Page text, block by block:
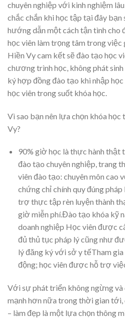
chuyên nghiệp với kinh nghiệm
chắc chắn khi học tập tại đây
hướng dẫn một cách tận tình cho
học viên làm trọng tâm trong
Hiền Vy cam kết sẽ đào tạo học
chương trình học, không phát
ký hợp đồng đào tạo khi nhập
học viên trong suốt khóa học.
Vì sao bạn nên lựa chọn khóa
Vy?
90% giờ học là thực hành
đào tạo chuyên nghiệp, trang
viên đào tạo: chuyên môn cao
chứng chỉ chính quy đúng
trợ thực tập rèn luyện thành
giờ miễn phí.Đào tạo khóa kỹ
doanh nghiệp Học viên được
đủ thủ tục pháp lý cũng như
lý đăng ký với sở y tếTham
động; học viên được hỗ trợ
Với sự phát triển không ngừng
mạnh hơn nữa trong thời gian tới,
– làm đẹp là một lựa chọn thông